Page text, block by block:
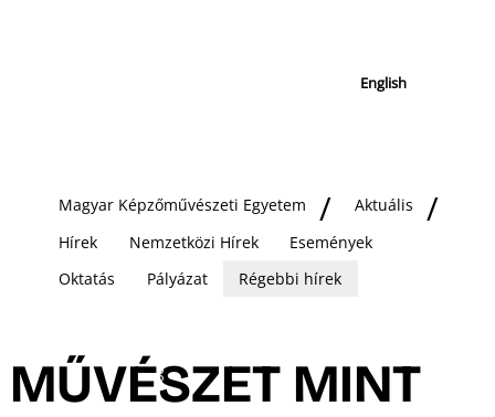
English
Magyar Képzőművészeti Egyetem
Aktuális
Hírek
Nemzetközi Hírek
Események
Oktatás
Pályázat Régebbi hírek
MŰVÉSZET MINT